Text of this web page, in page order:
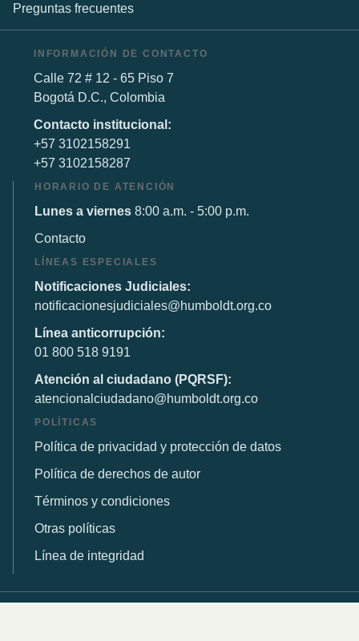
Preguntas frecuentes
INFORMACIÓN DE CONTACTO
Calle 72 # 12 - 65 Piso 7
Bogotá D.C., Colombia
Contacto institucional:
+57 3102158291
+57 3102158287
HORARIO DE ATENCIÓN
Lunes a viernes 8:00 a.m. - 5:00 p.m.
Contacto
LÍNEAS ESPECIALES
Notificaciones Judiciales:
notificacionesjudiciales@humboldt.org.co
Línea anticorrupción:
01 800 518 9191
Atención al ciudadano (PQRSF):
atencionalciudadano@humboldt.org.co
POLÍTICAS
Política de privacidad y protección de datos
Política de derechos de autor
Términos y condiciones
Otras políticas
Línea de integridad